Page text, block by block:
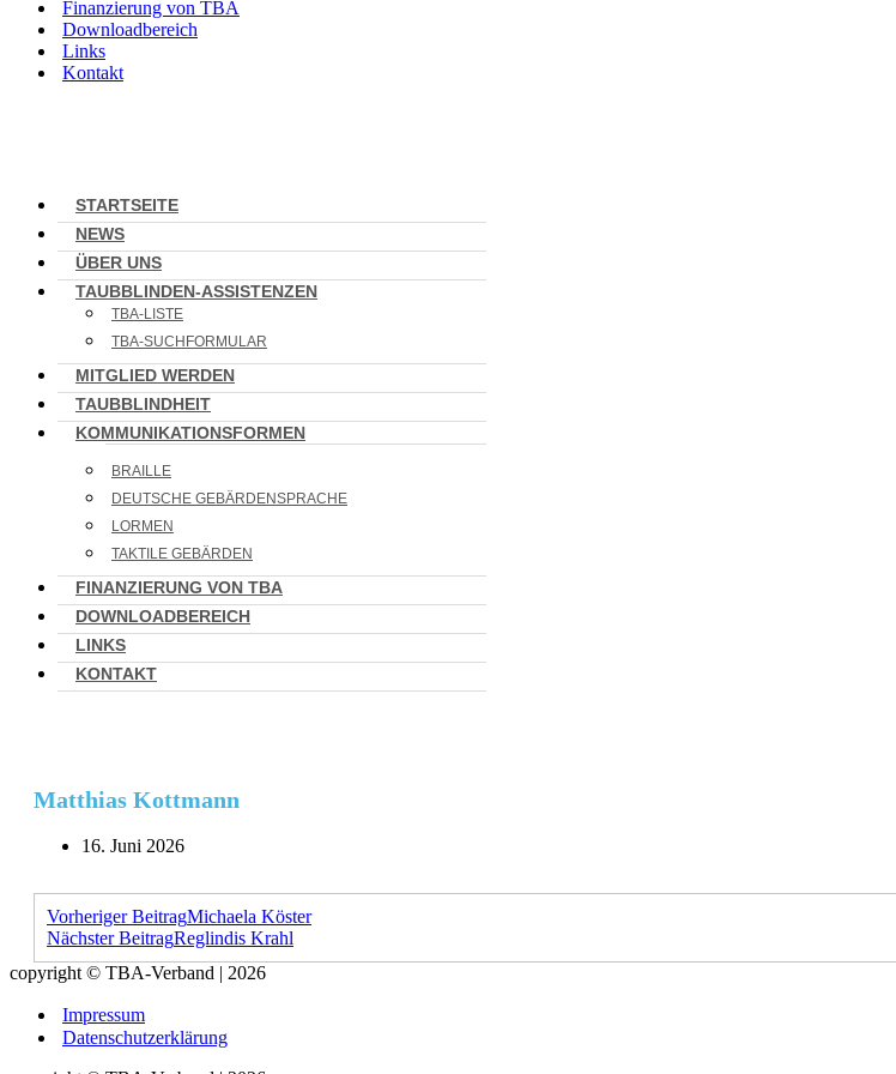
Finanzierung von TBA
Downloadbereich
Links
Kontakt
STARTSEITE
NEWS
ÜBER UNS
TAUBBLINDEN-ASSISTENZEN
TBA-LISTE
TBA-SUCHFORMULAR
MITGLIED WERDEN
TAUBBLINDHEIT
KOMMUNIKATIONSFORMEN
BRAILLE
DEUTSCHE GEBÄRDENSPRACHE
LORMEN
TAKTILE GEBÄRDEN
FINANZIERUNG VON TBA
DOWNLOADBEREICH
LINKS
KONTAKT
Matthias Kottmann
16. Juni 2026
Vorheriger BeitragMichaela Köster
Nächster BeitragReglindis Krahl
copyright © TBA-Verband | 2026
Impressum
Datenschutzerklärung